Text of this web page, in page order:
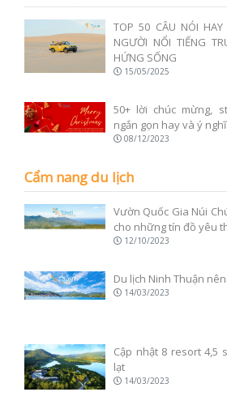
TOP 50 CÂU NÓI
NGƯỜI NỔI TIẾNG
HỨNG SỐNG
15/05/2025
50+ lời chúc mừng,
ngắn gọn hay và ý
08/12/2023
Cẩm nang du lịch
Vườn Quốc Gia Núi
cho những tín đồ yêu
12/10/2023
Du lịch Ninh Thuận
14/03/2023
Cập nhật 8 resort 4,5
lạt
14/03/2023